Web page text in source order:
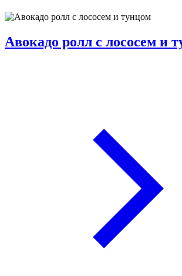
Авокадо ролл с лососем и